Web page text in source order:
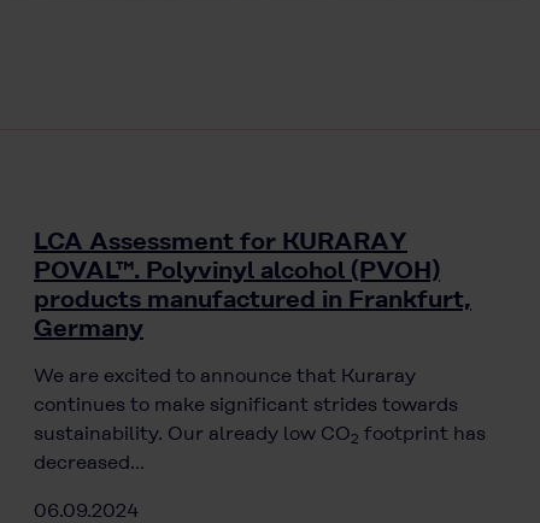
LCA Assessment for KURARAY
POVAL™. Polyvinyl alcohol (PVOH)
products manufactured in Frankfurt,
Germany
We are excited to announce that Kuraray
continues to make significant strides towards
sustainability. Our already low CO2 footprint has
decreased…
06.09.2024